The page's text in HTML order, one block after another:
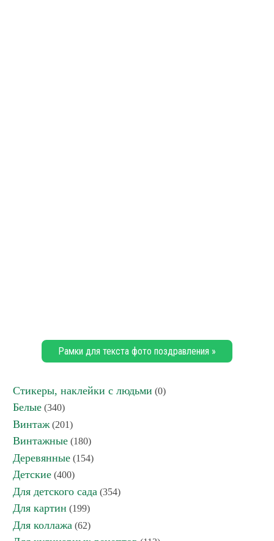
Рамки для текста фото поздравления »
Стикеры, наклейки с людьми (0)
Белые (340)
Винтаж (201)
Винтажные (180)
Деревянные (154)
Детские (400)
Для детского сада (354)
Для картин (199)
Для коллажа (62)